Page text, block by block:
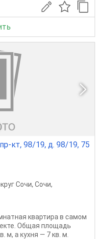
кт, 98/19, д. 98/19, 75
Сочи, Сочи,
квартира в самом
Общая площадь
м, а кухня — 7 кв. м.